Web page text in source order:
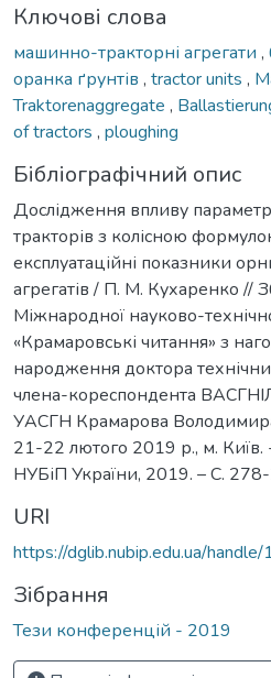
Ключові слова
машинно-тракторні агрегати ,
оранка ґрунтів , tractor units ,
Traktorenaggregate ,
of tractors , ploughing
Бібліографічний опис
Дослідження впливу
тракторів з колісною
експлуатаційні показники
агрегатів / П. М. Кухаренко //
Міжнародної науково-
«Крамаровські читання» з
народження доктора
члена-кореспондента
УАСГН Крамарова
21-22 лютого 2019 р., м.
НУБіП України, 2019. – C.
URI
https://dglib.nubip.edu.ua/
Зібрання
Тези конференцій - 2019